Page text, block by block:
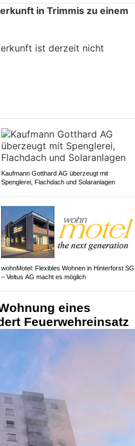
in Trimmis zu einem
ist derzeit nicht
Kaufmann Gotthard AG überzeugt mit
Spenglerei, Flachdach und Solaranlagen
wohnMotel: Flexibles Wohnen in Hinterforst SG
– Veltus AG macht es möglich
eines
Feuerwehreinsatz